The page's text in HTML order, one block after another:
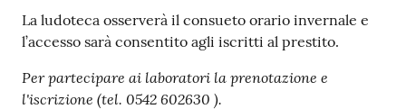
Archivio
storico
Decentrate
La ludoteca osserverà il consueto orario invernale e
l’accesso sarà consentito agli iscritti al prestito.
Per partecipare ai laboratori la prenotazione e
l'iscrizione (tel. 0542 602630 ).